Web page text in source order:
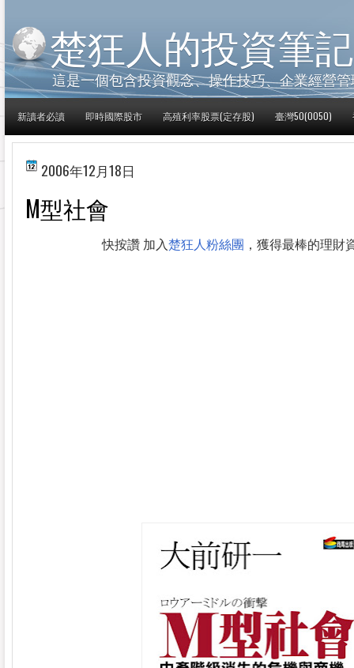
楚狂人的投資筆記
這是一個包含投資觀念、操作技巧、企業經營
新讀者必讀 即時國際股市 高殖利率股票(定存股) 臺灣50(0050)
2006年12月18日
M型社會
快按讚 加入楚狂人粉絲團 ，獲得最棒的理財